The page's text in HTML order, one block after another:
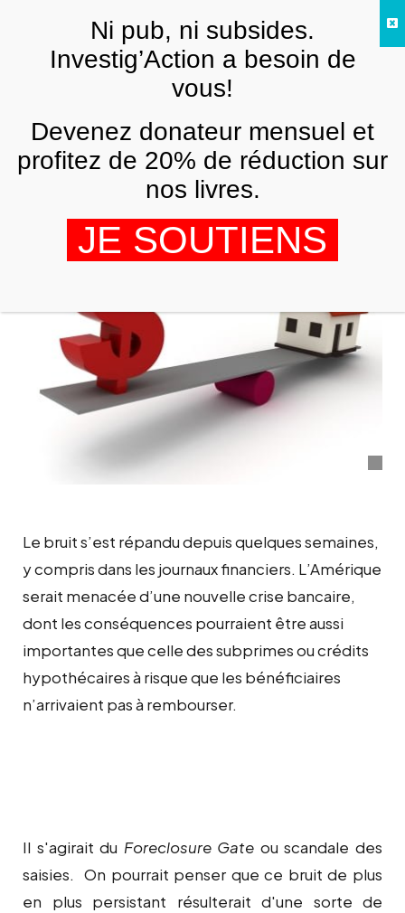
Le Foreclosure Gate ou scandale des
saisies
2 DÉCEMBRE 2010
Le bruit s’est répandu depuis quelques semaines,
y compris dans les journaux financiers. L’Amérique
serait menacée d’une nouvelle crise bancaire,
dont les conséquences pourraient être aussi
importantes que celle des subprimes ou crédits
hypothécaires à risque que les bénéficiaires
n’arrivaient pas à rembourser.
Il s'agirait du Foreclosure Gate ou scandale des
saisies. On pourrait penser que ce bruit de plus
en plus persistant résulterait d'une sorte de
FRNi pub, ni subsides.
Investig’Action a besoin de
vous!
Devenez donateur mensuel et
profitez de 20% de réduction sur
nos livres.
JE SOUTIENS